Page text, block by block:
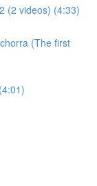
(2 videos) (4:33)
(The first